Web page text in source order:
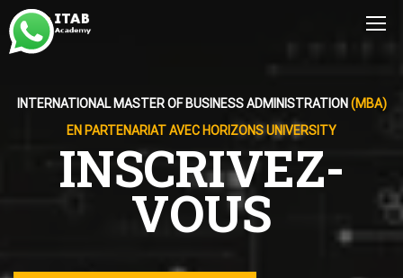
INTERNATIONAL MASTER OF BUSINESS ADMINISTRATION (MBA)
EN PARTENARIAT AVEC HORIZONS UNIVERSITY
INSCRIVEZ-
VOUS